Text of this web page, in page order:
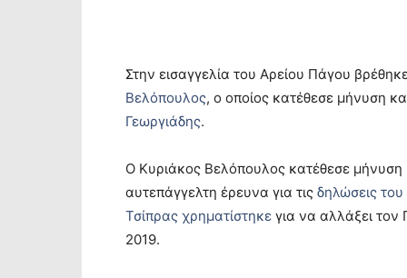
Στην εισαγγελία του Αρείου Πάγου
Βελόπουλος, ο οποίος κατέθεσε μήνυση
Γεωργιάδης.
Ο Κυριάκος Βελόπουλος κατέθεσε
αυτεπάγγελτη έρευνα για τις δηλώσεις
Τσίπρας χρηματίστηκε για να αλλάξει τον
2019.